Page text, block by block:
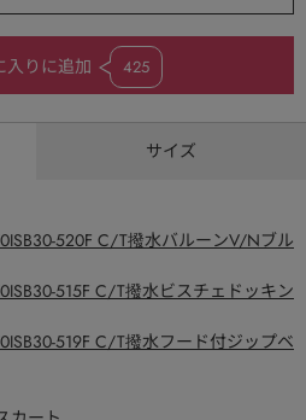
入りに追加 425
サイズ
520F C/T撥水バルーンV/Nブル
515F C/T撥水ビスチェドッキン
519F C/T撥水フード付ジップベ